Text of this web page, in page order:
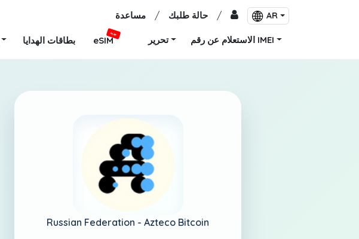
مساعدة / حالة طلبك / AR
بطاقات الهدايا eSIM
جديد
تحرير الاستعلام عن رقم IMEI
Russian Federation - Azteco Bitcoin